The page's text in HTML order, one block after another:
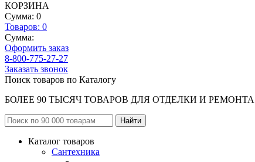
КОРЗИНА
Сумма: 0
Товаров: 0
Сумма:
Оформить заказ
8-800-775-27-27
Заказать звонок
Поиск товаров по Каталогу
БОЛЕЕ 90 ТЫСЯЧ ТОВАРОВ ДЛЯ ОТДЕЛКИ И РЕМОНТА
Каталог товаров
Сантехника